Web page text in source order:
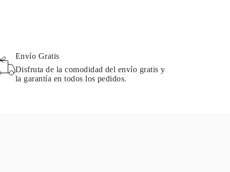
Envío Gratis
Disfruta de la comodidad del envío gratis y
la garantía en todos los pedidos.